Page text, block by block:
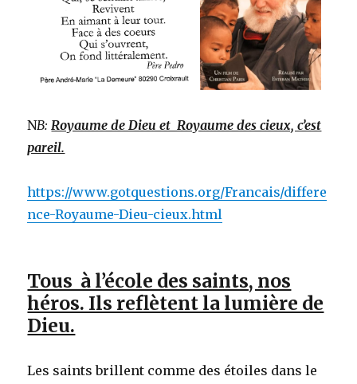
NB:Royaume de Dieu et Royaume des cieux, c’est
pareil.
https://www.gotquestions.org/Francais/differe
nce-Royaume-Dieu-cieux.html
Tous à l’école des saints, nos
héros. Ils reflètent la lumière de
Dieu.
Les saints brillent comme des étoiles dans le